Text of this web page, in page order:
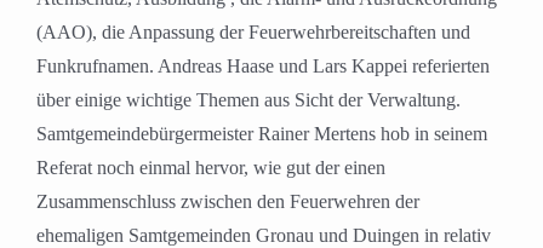
(AAO), die Anpassung der Feuerwehrbereitschaften und
Funkrufnamen. Andreas Haase und Lars Kappei referierten
über einige wichtige Themen aus Sicht der Verwaltung.
Samtgemeindebürgermeister Rainer Mertens hob in seinem
Referat noch einmal hervor, wie gut der einen
Zusammenschluss zwischen den Feuerwehren der
ehemaligen Samtgemeinden Gronau und Duingen in relativ